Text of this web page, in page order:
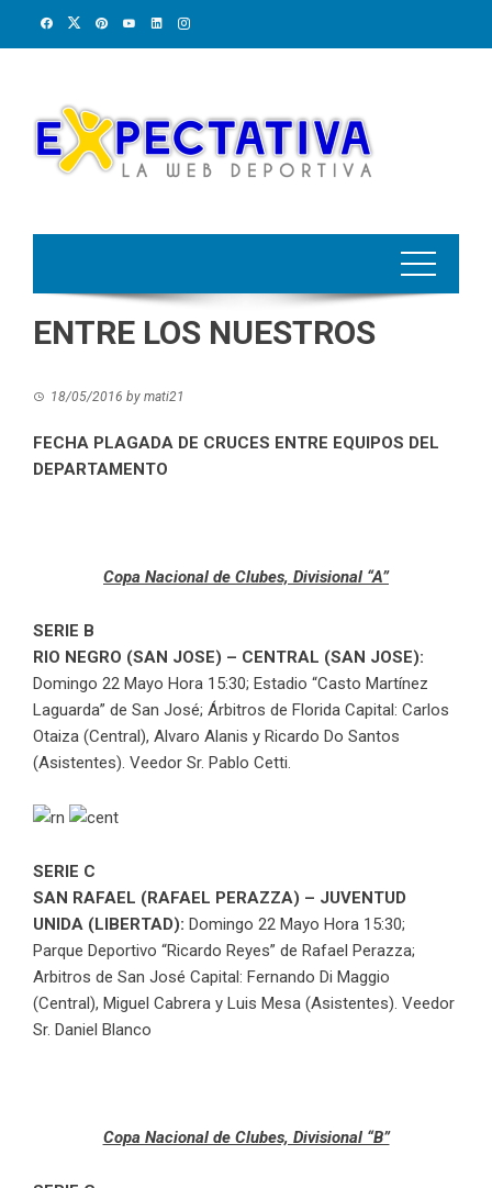
ENTRE LOS NUESTROS
18/05/2016 by mati21
FECHA PLAGADA DE CRUCES ENTRE EQUIPOS DEL
DEPARTAMENTO
Copa Nacional de Clubes, Divisional “A”
SERIE B
RIO NEGRO (SAN JOSE) – CENTRAL (SAN JOSE):
Domingo 22 Mayo Hora 15:30; Estadio “Casto Martínez
Laguarda” de San José; Árbitros de Florida Capital: Carlos
Otaiza (Central), Alvaro Alanis y Ricardo Do Santos
(Asistentes). Veedor Sr. Pablo Cetti.
SERIE C
SAN RAFAEL (RAFAEL PERAZZA) – JUVENTUD
UNIDA (LIBERTAD): Domingo 22 Mayo Hora 15:30;
Parque Deportivo “Ricardo Reyes” de Rafael Perazza;
Arbitros de San José Capital: Fernando Di Maggio
(Central), Miguel Cabrera y Luis Mesa (Asistentes). Veedor
Sr. Daniel Blanco
Copa Nacional de Clubes, Divisional “B”